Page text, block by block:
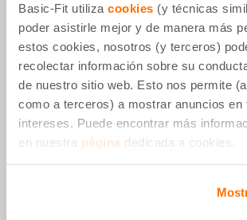
Basic-Fit utiliza cookies (y técnicas
poder asistirle mejor y de manera más
estos cookies, nosotros (y terceros)
recolectar información sobre su
de nuestro sitio web. Esto nos permite
como a terceros) a mostrar anuncios en
intereses. Puede encontrar más
en nuestra página dedicada a cookies.
BIDÓN
ML
Por qué es bueno